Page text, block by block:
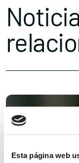
Esta página web